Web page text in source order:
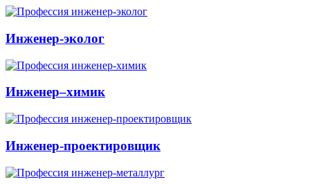
Инженер-эколог
Инженер–химик
Инженер-проектировщик